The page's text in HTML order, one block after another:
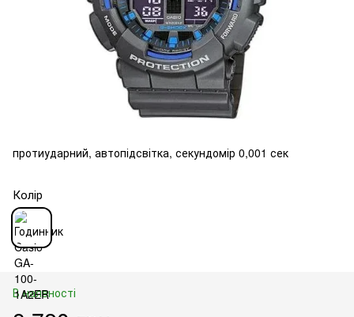
протиударний, автопідсвітка, секундомір 0,001 сек
Колір
В наявності